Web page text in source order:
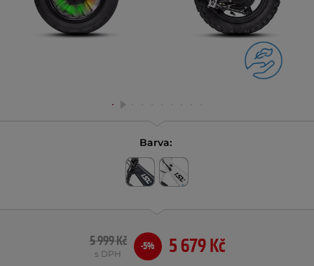
Barva:
5 679 Kč
5 999 Kč
s DPH
-5%